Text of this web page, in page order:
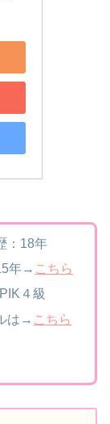
：18年
年→ こちら
４級
は→ こちら